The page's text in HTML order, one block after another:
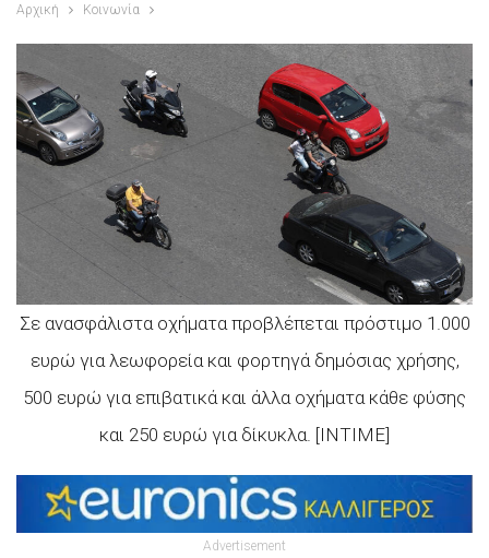
Αρχική Κοινωνία
Σε ανασφάλιστα οχήματα προβλέπεται πρόστιμο 1.000
ευρώ για λεωφορεία και φορτηγά δημόσιας χρήσης,
500 ευρώ για επιβατικά και άλλα οχήματα κάθε φύσης
και 250 ευρώ για δίκυκλα. [INTIME]
Advertisement